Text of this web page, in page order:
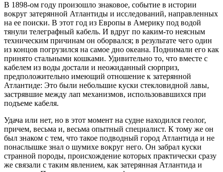
В 1898-ом году произошло знаковое, событие в истории
вокруг затерянной Атлантиды и исследований, направленных
на ее поиски. В этот год из Европы в Америку под водой
тянули телеграфный кабель. И вдруг по каким-то неясным
техническим причинам он оборвался; в результате чего один
из концов погрузился на самое дно океана. Поднимали его как
принято стальными кошками. Удивительно то, что вместе с
кабелем из воды достали и неожиданный сюрприз,
предположительно имеющий отношение к затерянной
Атлантиде: Это были небольшие куски стекловидной лавы,
застрявшие между лап механизмов, использовавшихся при
подъеме кабеля.
Удача или нет, но в этот момент на судне находился геолог,
причем, весьма и, весьма опытный специалист. К тому же он
был знаком с тем, что такое подводный город Атлантида и не
понаслышке знал о шумихе вокруг него. Он забрал куски
странной породы, происхождение которых практически сразу
же связали с таким явлением, как затерянная Атлантида и